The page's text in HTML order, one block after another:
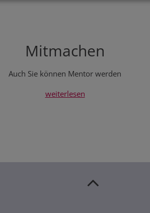
Mitmachen
Auch Sie können Mentor werden
weiterlesen